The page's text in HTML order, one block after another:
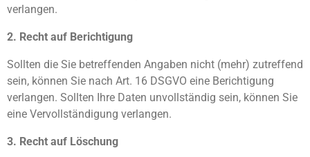
verlangen.
2. Recht auf Berichtigung
Sollten die Sie betreffenden Angaben nicht (mehr) zutreffend
sein, können Sie nach Art. 16 DSGVO eine Berichtigung
verlangen. Sollten Ihre Daten unvollständig sein, können Sie
eine Vervollständigung verlangen.
3. Recht auf Löschung